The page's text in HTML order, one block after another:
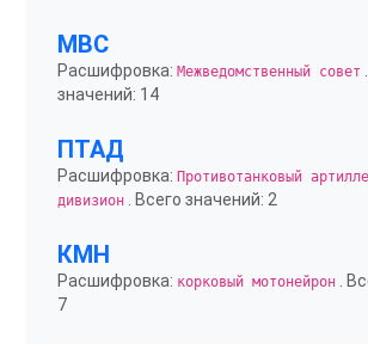
МВС
Расшифровка: Межведомственный совет
значений: 14
ПТАД
Расшифровка: Противотанковый
дивизион . Всего значений: 2
КМН
Расшифровка: корковый мотонейрон .
7